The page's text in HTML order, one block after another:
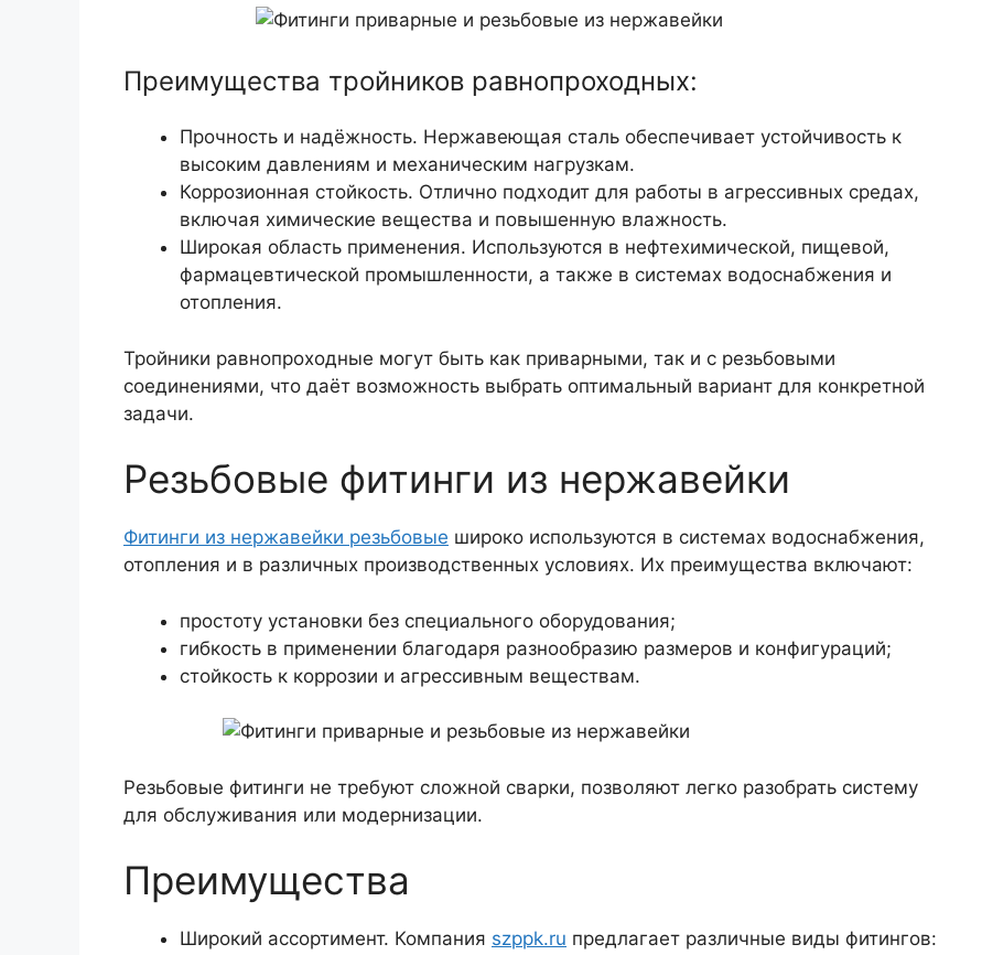
Преимущества тройников равнопроходных:
Прочность и надёжность. Нержавеющая сталь обеспечивает устойчивость к
высоким давлениям и механическим нагрузкам.
Коррозионная стойкость. Отлично подходит для работы в агрессивных средах,
включая химические вещества и повышенную влажность.
Широкая область применения. Используются в нефтехимической, пищевой,
фармацевтической промышленности, а также в системах водоснабжения и
отопления.
Тройники равнопроходные могут быть как приварными, так и с резьбовыми
соединениями, что даёт возможность выбрать оптимальный вариант для конкретной
задачи.
Резьбовые фитинги из нержавейки
Фитинги из нержавейки резьбовые широко используются в системах водоснабжения,
отопления и в различных производственных условиях. Их преимущества включают:
простоту установки без специального оборудования;
гибкость в применении благодаря разнообразию размеров и конфигураций;
стойкость к коррозии и агрессивным веществам.
Резьбовые фитинги не требуют сложной сварки, позволяют легко разобрать систему
для обслуживания или модернизации.
Преимущества
Широкий ассортимент. Компания szppk.ru предлагает различные виды фитингов: